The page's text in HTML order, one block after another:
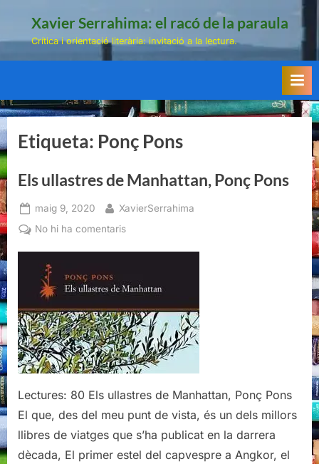
Xavier Serrahima: el racó de la paraula
Crítica i orientació literària: invitació a la lectura.
Etiqueta: Ponç Pons
Els ullastres de Manhattan, Ponç Pons
Posted
on
maig 9, 2020 By
XavierSerrahima
No hi ha comentarisa
Manhattan,
Ponç
Pons
Lectures: 80 Els ullastres de Manhattan, Ponç Pons
El que, des del meu punt de vista, és un dels millors
llibres de viatges que s’ha publicat en la darrera
dècada, El primer estel del capvespre a Angkor, el